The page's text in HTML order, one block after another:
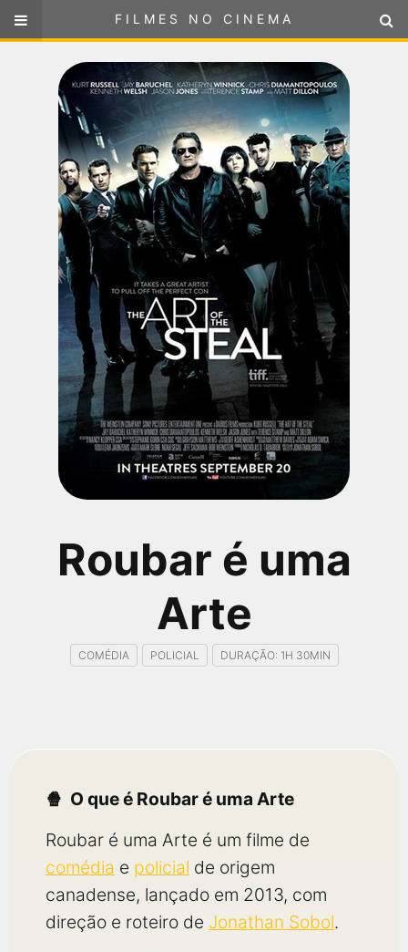
FILMES NO CINEMA
ou selecione sua localização
Roubar é uma
Arte
COMÉDIA POLICIAL DURAÇÃO: 1H 30MIN
O que é Roubar é uma Arte
Roubar é uma Arte é um filme de
comédia e policial de origem
canadense, lançado em 2013, com
direção e roteiro de Jonathan Sobol.
FILMES NO CINEMA
SELECIONE SUA LOCALIZAÇÃO
FILMES EM CARTAZ
PRÓXIMOS LANÇAMENTOS
GÊNEROS
NOTÍCIAS
PÁGINA INICIAL
FilmesNoCinema.com.br
é o maior localizador de filmes e
sessões de cinema no Brasil. Através dele, você pode
encontrar os filmes no cinema mais próximos a você ou a
qualquer cidade em território brasileiro. Você pode também
acessar informações sobre cinemas, horários, assistir aos
trailers e muito mais.